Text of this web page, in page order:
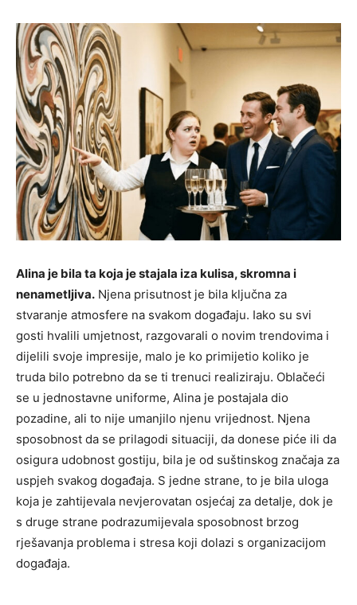
Alina je bila ta koja je stajala iza kulisa, skromna i
nenametljiva. Njena prisutnost je bila ključna za
stvaranje atmosfere na svakom događaju. Iako su svi
gosti hvalili umjetnost, razgovarali o novim trendovima i
dijelili svoje impresije, malo je ko primijetio koliko je
truda bilo potrebno da se ti trenuci realiziraju. Oblačeći
se u jednostavne uniforme, Alina je postajala dio
pozadine, ali to nije umanjilo njenu vrijednost. Njena
sposobnost da se prilagodi situaciji, da donese piće ili da
osigura udobnost gostiju, bila je od suštinskog značaja za
uspjeh svakog događaja. S jedne strane, to je bila uloga
koja je zahtijevala nevjerovatan osjećaj za detalje, dok je
s druge strane podrazumijevala sposobnost brzog
rješavanja problema i stresa koji dolazi s organizacijom
događaja.